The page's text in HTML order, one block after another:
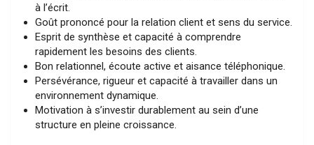
à l’écrit.
Goût prononcé pour la relation client et sens du service.
Esprit de synthèse et capacité à comprendre
rapidement les besoins des clients.
Bon relationnel, écoute active et aisance téléphonique.
Persévérance, rigueur et capacité à travailler dans un
environnement dynamique.
Motivation à s’investir durablement au sein d’une
structure en pleine croissance.